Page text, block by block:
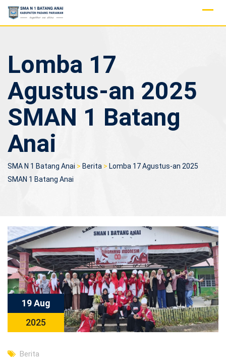
Skip
Lomba 17
Agustus-an 2025
SMAN 1 Batang
Anai
SMA N 1 Batang Anai > Berita > Lomba 17 Agustus-an 2025
SMAN 1 Batang Anai
19 Aug
2025
Berita